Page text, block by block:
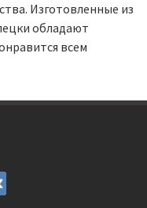
Изготовленные из
обладают
всем